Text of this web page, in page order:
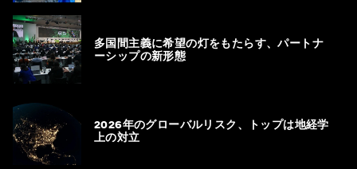
多国間主義に希望の灯をもたらす、パートナ
ーシップの新形態
2026年のグローバルリスク、トップは地経学
上の対立